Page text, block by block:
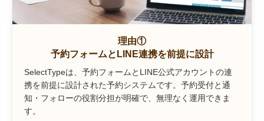
理由①
予約フォームとLINE連携を前提に設計
SelectTypeは、予約フォームとLINE公式アカウントの連
携を前提に設計された予約システムです。予約受付と通
知・フォローの役割分担が明確で、無理なく運用できま
す。